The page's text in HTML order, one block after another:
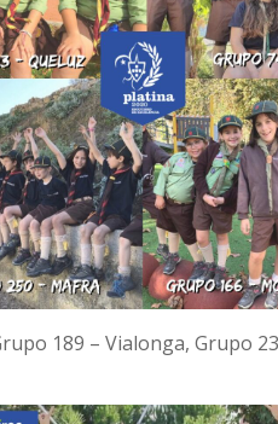
189 – Vialonga, Grupo